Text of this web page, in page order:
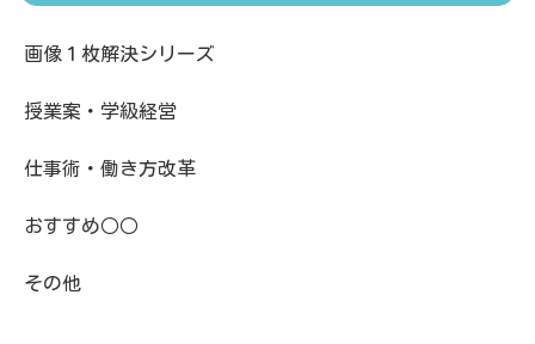
画像１枚解決シリーズ
授業案・学級経営
仕事術・働き方改革
おすすめ○○
その他